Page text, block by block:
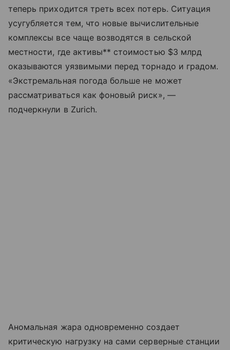
теперь приходится треть всех потерь. Ситуация
усугубляется тем, что новые вычислительные
комплексы все чаще возводятся в сельской
местности, где активы** стоимостью $3 млрд
оказываются уязвимыми перед торнадо и градом.
«Экстремальная погода больше не может
рассматриваться как фоновый риск», —
подчеркнули в Zurich.
Аномальная жара одновременно создает
критическую нагрузку на сами серверные станции